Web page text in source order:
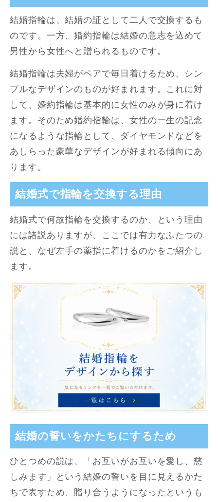
結婚指輪は、結婚の証として二人で交換するも
のです。一方、婚約指輪は結婚の意志を込めて
男性から女性へと贈られるものです。
結婚指輪は夫婦がペアで毎日着けるため、シン
プルなデザインのものが好まれます。これに対
して、婚約指輪は基本的に女性のみが身に着け
ます。そのため婚約指輪は、女性の一生の記念
になるような指輪として、ダイヤモンドなどを
あしらった豪華なデザインが好まれる傾向にあ
ります。
結婚式で指輪を交換する理由
結婚式で何故指輪を交換するのか、という理由
には諸説ありますが、ここでは有力なふたつの
説と、なぜ左手の薬指に着けるのかをご紹介し
ます。
結婚の誓いをかたちにするため
ひとつめの説は、「お互いがお互いを愛し、慈
しみます」という結婚の誓いを目に見えるかた
ちで表すため、贈り合うようになったというも